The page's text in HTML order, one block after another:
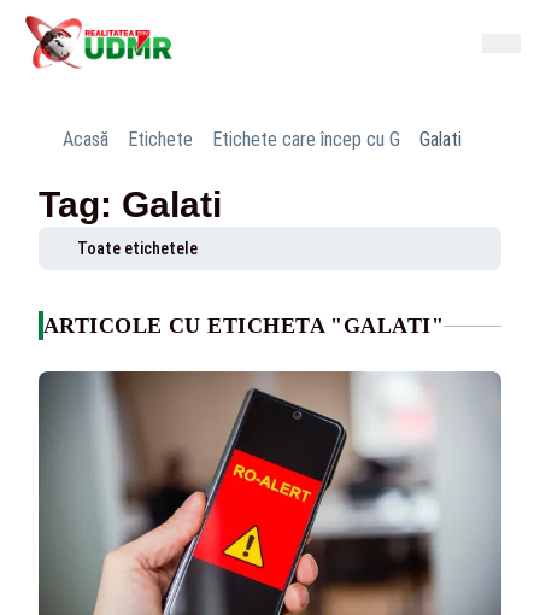
Acasă Etichete Etichete care încep cu G Galati
Tag: Galati
Toate etichetele
ARTICOLE CU ETICHETA "GALATI"